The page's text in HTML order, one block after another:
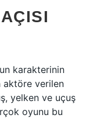
karakterinin
verilen
yelken ve uçuş
oyunu bu